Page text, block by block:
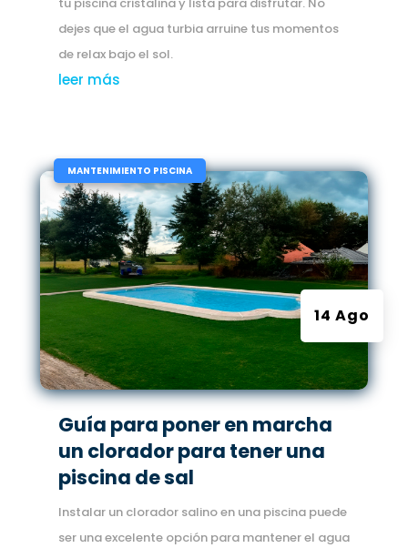
dejes que el agua turbia arruine tus momentos
de relax bajo el sol.
leer más
Guía para poner en marcha
un clorador para tener una
piscina de sal
14 Ago
| MANTENIMIENTO PISCINA
Instalar un clorador salino en una piscina puede
ser una excelente opción para mantener el agua